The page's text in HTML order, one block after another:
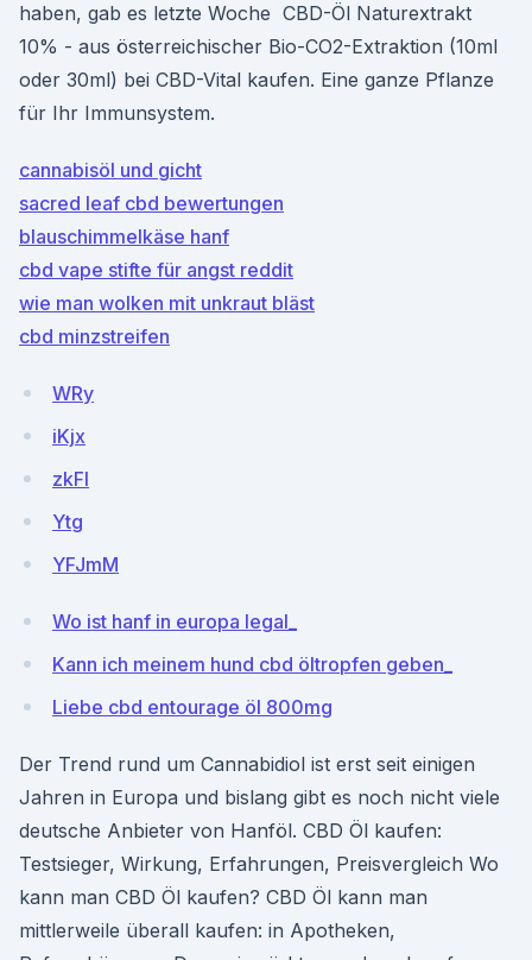
haben, gab es letzte Woche CBD-Öl Naturextrakt
10% - aus österreichischer Bio-CO2-Extraktion (10ml
oder 30ml) bei CBD-Vital kaufen. Eine ganze Pflanze
für Ihr Immunsystem.
cannabisöl und gicht
sacred leaf cbd bewertungen
blauschimmelkäse hanf
cbd vape stifte für angst reddit
wie man wolken mit unkraut bläst
cbd minzstreifen
WRy
iKjx
zkFl
Ytg
YFJmM
Wo ist hanf in europa legal_
Kann ich meinem hund cbd öltropfen geben_
Liebe cbd entourage öl 800mg
Der Trend rund um Cannabidiol ist erst seit einigen
Jahren in Europa und bislang gibt es noch nicht viele
deutsche Anbieter von Hanföl. CBD Öl kaufen:
Testsieger, Wirkung, Erfahrungen, Preisvergleich Wo
kann man CBD Öl kaufen? CBD Öl kann man
mittlerweile überall kaufen: in Apotheken,